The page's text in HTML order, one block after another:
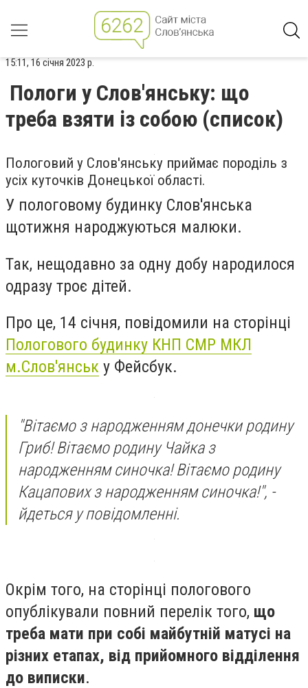
15:11, 16 січня 2023 р.
Пологи у Слов'янську: що
треба взяти із собою (список)
Пологовий у Слов'янську приймає породіль з
усіх куточків Донецької області.
У пологовому будинку Слов'янська
щотижня народжуються малюки.
Так, нещодавно за одну добу народилося
одразу троє дітей.
Про це, 14 січня, повідомили на сторінці
Пологового будинку КНП СМР МКЛ
м.Слов'янськ у Фейсбук.
"Вітаємо з народженням донечки родину
Гриб! Вітаємо родину Чайка з
народженням синочка! Вітаємо родину
Кацапових з народженням синочка!", -
йдеться у повідомленні.
Окрім того, на сторінці пологового
опублікували повний перелік того, що
треба мати при собі майбутній матусі на
різних етапах, від прийомного відділення
до виписки.